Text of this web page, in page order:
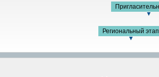
▼
Региональный этап
▼